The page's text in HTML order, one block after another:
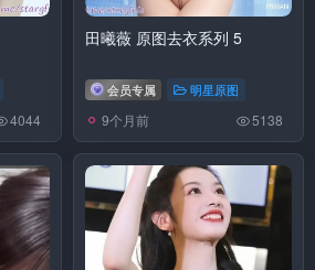
4044
田曦薇 原图去衣系列 5
会员专属 明星原图
9个月前 5138